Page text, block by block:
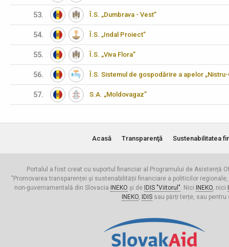
53. Î.S. „Dumbrava - Vest”
54. Î.S. „Indal Proiect”
55. Î.S. „Viva Flora”
56. Î.S. Sistemul de gospodărire a apelor „Nistru-
57. S.A. „Moldovagaz”
Acasă Transparenţă Sustenabilitatea
Portalul a fost creat cu suportul financiar al Programului de Asistență
"Promovarea transparenței și sustenabilității financiare a politicilor
non-guvernamentală din Slovacia
INEKO și de IDIS "Viitorul". Nici INEKO, nici
INEKO, IDISsau părți terțe, sau pentru